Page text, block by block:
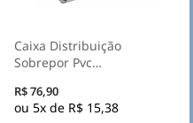
Caixa Distribuição
Sobrepor Pvc
Embutes Ip55 Tampa
Opaca - Steck
R$ 76,90
5x de R$ 15,38